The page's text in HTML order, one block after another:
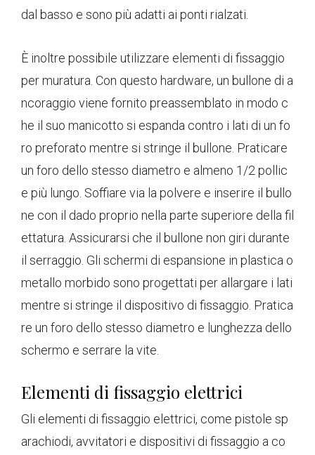
dal basso e sono più adatti ai ponti rialzati.
È inoltre possibile utilizzare elementi di fissaggio
per muratura. Con questo hardware, un bullone di a
ncoraggio viene fornito preassemblato in modo c
he il suo manicotto si espanda contro i lati di un fo
ro preforato mentre si stringe il bullone. Praticare
un foro dello stesso diametro e almeno 1/2 pollic
e più lungo. Soffiare via la polvere e inserire il bullo
ne con il dado proprio nella parte superiore della fil
ettatura. Assicurarsi che il bullone non giri durante
il serraggio. Gli schermi di espansione in plastica o
metallo morbido sono progettati per allargare i lati
mentre si stringe il dispositivo di fissaggio. Pratica
re un foro dello stesso diametro e lunghezza dello
schermo e serrare la vite.
Elementi di fissaggio elettrici
Gli elementi di fissaggio elettrici, come pistole sp
arachiodi, avvitatori e dispositivi di fissaggio a co